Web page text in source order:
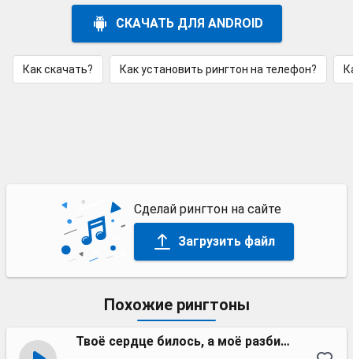
СКАЧАТЬ ДЛЯ ANDROID
Как скачать? Как установить рингтон на телефон?
Сделай рингтон на сайте
Загрузить файл
Похожие рингтоны
Твоё сердце билось, а моё разбилось